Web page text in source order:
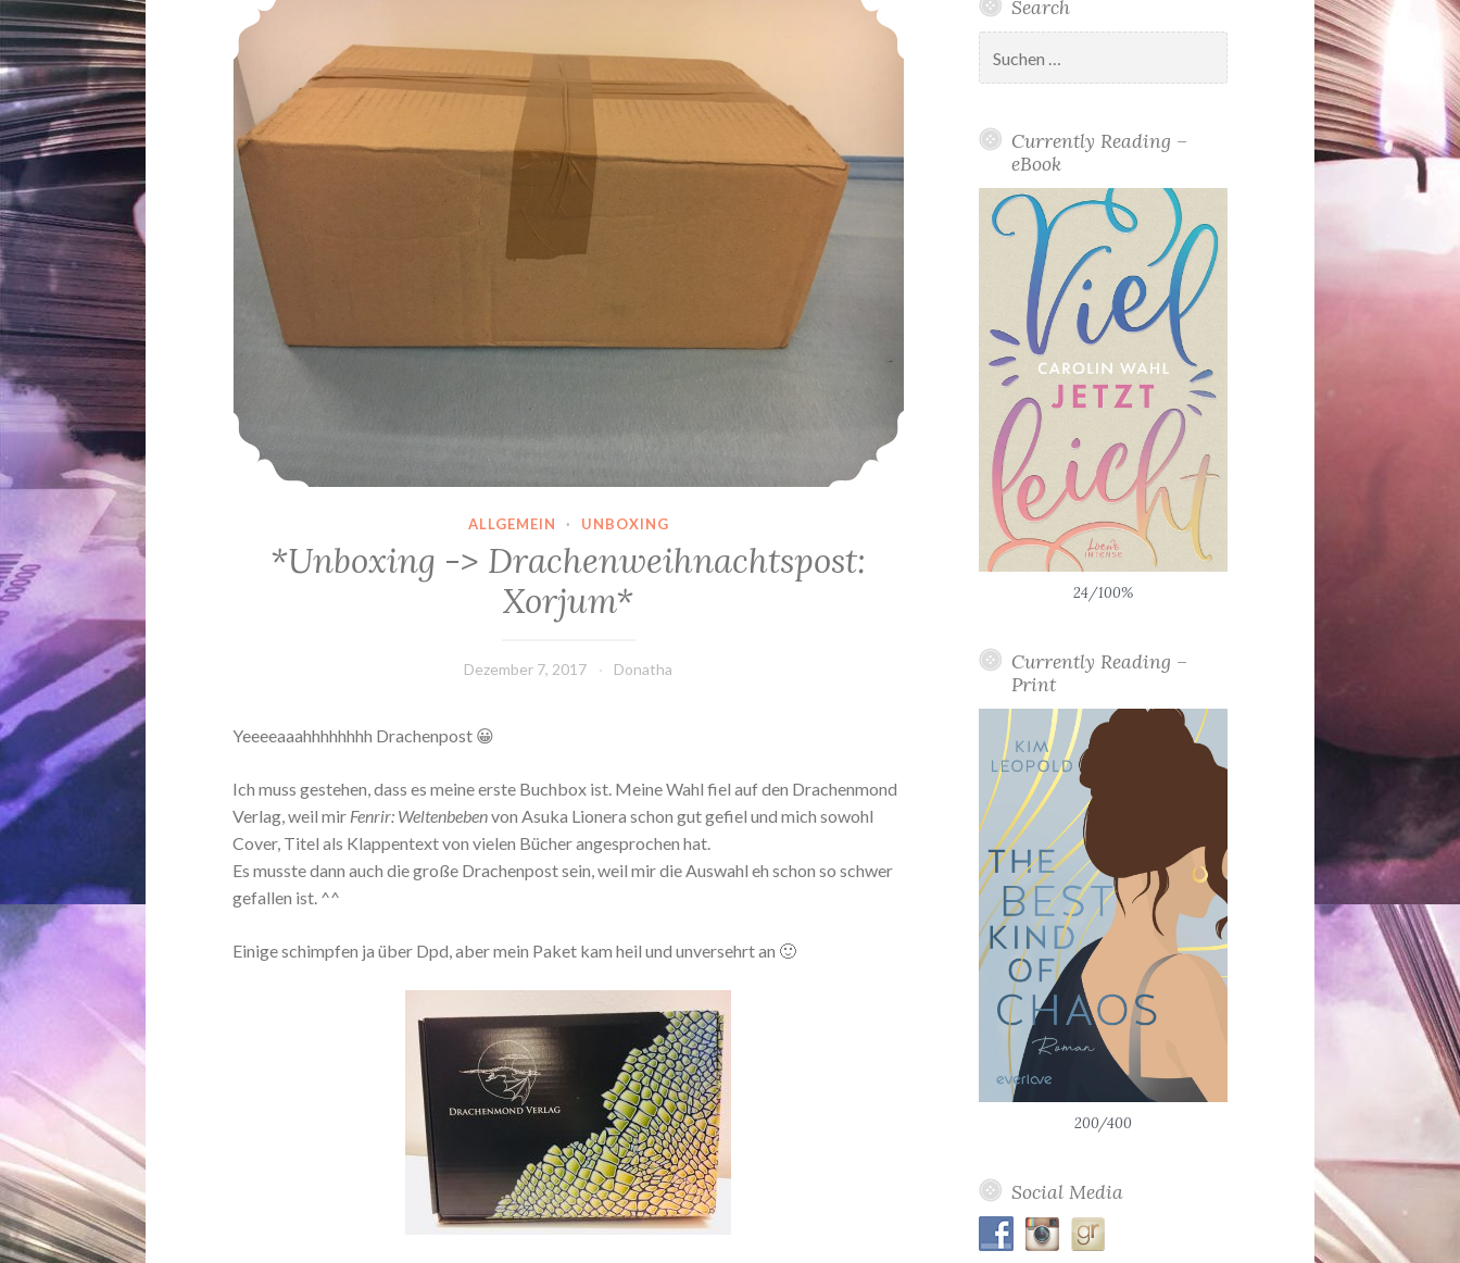
ALLGEMEIN · UNBOXING
*Unboxing -> Drachenweihnachtspost:
Xorjum*
Dezember 7, 2017 Donatha
Yeeeeaaahhhhhhhh Drachenpost 😀
Ich muss gestehen, dass es meine erste Buchbox ist. Meine Wahl fiel auf den Drachenmond
Verlag, weil mir Fenrir: Weltenbebenvon Asuka Lionera schon gut gefiel und mich sowohl
Cover, Titel als Klappentext von vielen Bücher angesprochen hat.
Es musste dann auch die große Drachenpost sein, weil mir die Auswahl eh schon so schwer
gefallen ist. ^^
Einige schimpfen ja über Dpd, aber mein Paket kam heil und unversehrt an 🙂
Search
nach:
Currently Reading –
eBook
24/100%
Currently Reading –
Print
200/400
Social Media